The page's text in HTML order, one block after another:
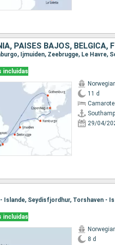
PAISES BAJOS, BÉLGICA,
Ijmuiden, Zeebrugge, Le Havre,
incluidas
11 d
29/04/
incluidas
8 d